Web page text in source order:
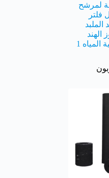
لمرشح
فلتر
الملبد
الهند
البديل لفلتر تنقية المياه 1